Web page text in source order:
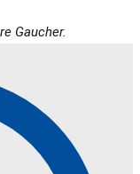
Gaucher.